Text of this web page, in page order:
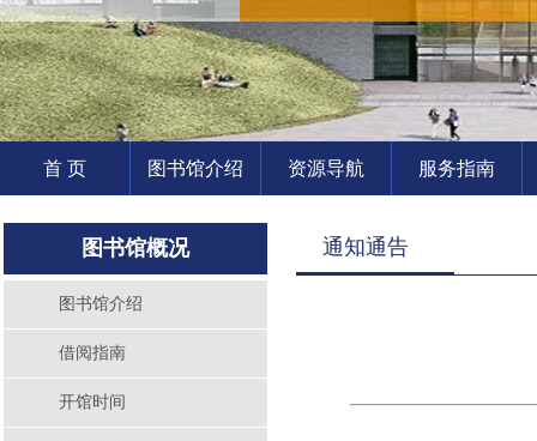
首 页 图书馆介绍 资源导航 服务指南
图书馆概况
图书馆介绍
借阅指南
开馆时间
通知通告